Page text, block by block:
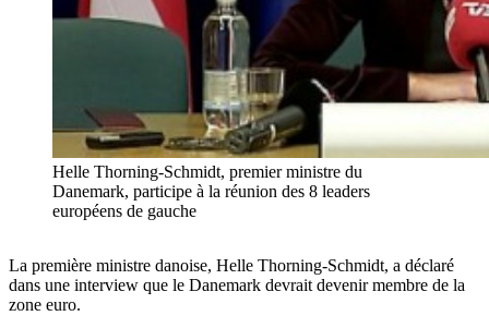
Helle Thorning-Schmidt, premier ministre du
Danemark, participe à la réunion des 8 leaders
européens de gauche
La première ministre danoise, Helle Thorning-Schmidt, a déclaré
dans une interview que le Danemark devrait devenir membre de la
zone euro.